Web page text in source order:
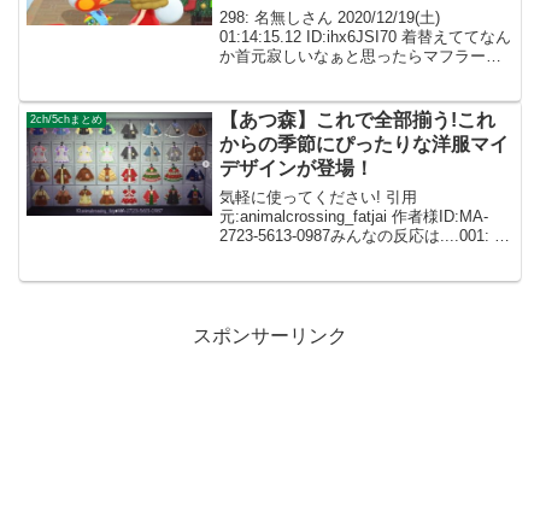
298: 名無しさん 2020/12/19(土)
01:14:15.12 ID:ihx6JSI70 着替えててなん
か首元寂しいなぁと思ったらマフラーが
あるけど マフラ...
2ch/5chまとめ
【あつ森】これで全部揃う!これ
からの季節にぴったりな洋服マイ
デザインが登場！
気軽に使ってください! 引用
元:animalcrossing_fatjai 作者様ID:MA-
2723-5613-0987みんなの反応は....001: 名
スポンサーリンク